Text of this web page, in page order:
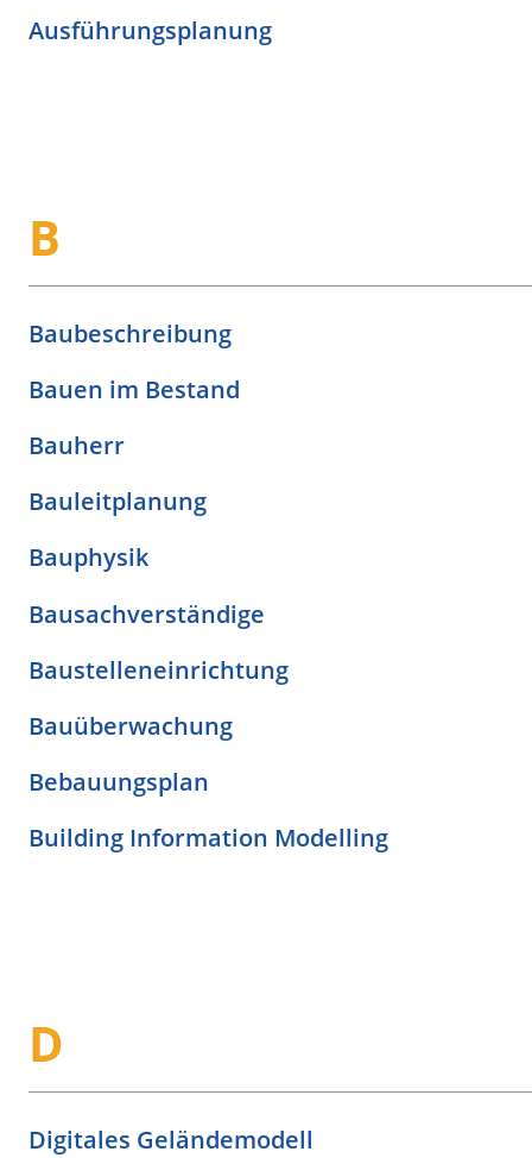
Ausführungsplanung
B
Baubeschreibung
Bauen im Bestand
Bauherr
Bauleitplanung
Bauphysik
Bausachverständige
Baustelleneinrichtung
Bauüberwachung
Bebauungsplan
Building Information Modelling
D
Digitales Geländemodell